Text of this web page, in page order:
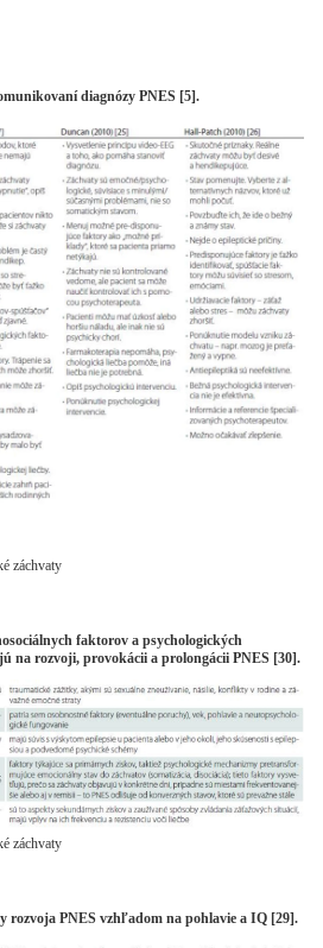
diagnózy PNES [5].
záchvaty
faktorov a psychologických
na rozvoji, provokácii a prolongácii PNES [30].
záchvaty
rozvoja PNES vzhľadom na pohlavie a IQ [29].